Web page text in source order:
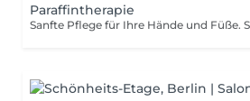
Paraffintherapie